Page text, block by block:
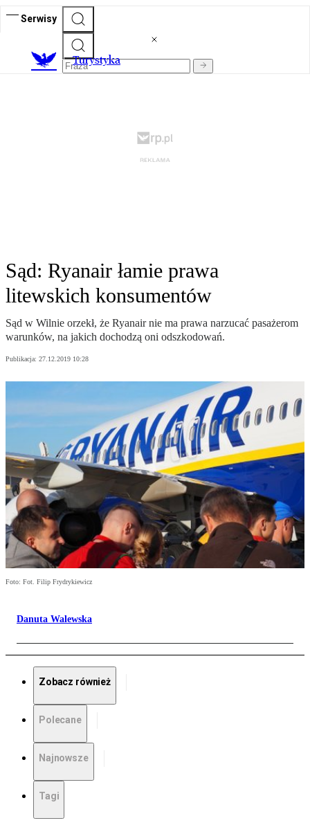
Serwisy
Turystyka
Sąd: Ryanair łamie prawa
litewskich konsumentów
Sąd w Wilnie orzekł, że Ryanair nie ma prawa narzucać pasażerom
warunków, na jakich dochodzą oni odszkodowań.
Publikacja: 27.12.2019 10:28
Foto: Fot. Filip Frydrykiewicz
Danuta Walewska
Zobacz również
Polecane
Najnowsze
Tagi